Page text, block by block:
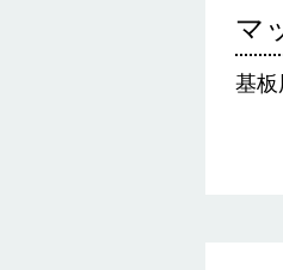
マ
基板